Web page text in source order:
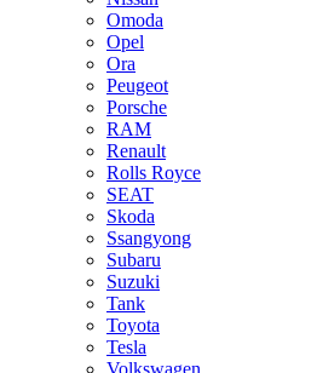
Omoda
Opel
Ora
Peugeot
Porsche
RAM
Renault
Rolls Royce
SEAT
Skoda
Ssangyong
Subaru
Suzuki
Tank
Toyota
Tesla
Volkswagen